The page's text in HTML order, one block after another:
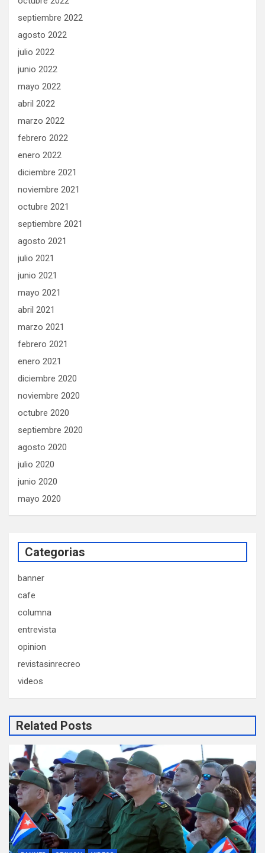
septiembre 2022
agosto 2022
julio 2022
junio 2022
mayo 2022
abril 2022
marzo 2022
febrero 2022
enero 2022
diciembre 2021
noviembre 2021
octubre 2021
septiembre 2021
agosto 2021
julio 2021
junio 2021
mayo 2021
abril 2021
marzo 2021
febrero 2021
enero 2021
diciembre 2020
noviembre 2020
octubre 2020
septiembre 2020
agosto 2020
julio 2020
junio 2020
mayo 2020
Categorias
banner
cafe
columna
entrevista
opinion
revistasinrecreo
videos
Related Posts